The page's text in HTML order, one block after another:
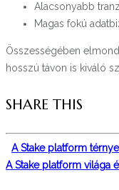
Alacsonyabb
Magas fokú
Összességében
hosszú távon is kiváló
SHARE THIS
A Stake platform
A Stake platform világa